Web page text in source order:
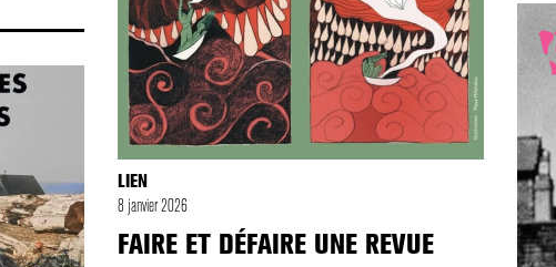
LIEN
8 janvier 2026
FAIRE ET DÉFAIRE UNE REVUE